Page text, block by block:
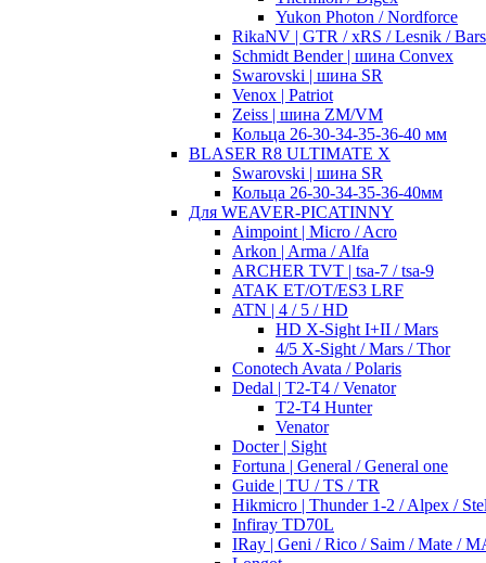
Yukon Photon / Nordforce
RikaNV | GTR / xRS / Lesnik /
Schmidt Bender | шина Convex
Swarovski | шина SR
Venox | Patriot
Zeiss | шина ZM/VM
Кольца 26-30-34-35-36-40 мм
BLASER R8 ULTIMATE X
Swarovski | шина SR
Кольца 26-30-34-35-36-40мм
Для WEAVER-PICATINNY
Aimpoint | Micro / Acro
Arkon | Arma / Alfa
ARCHER TVT | tsa-7 / tsa-9
ATAK ET/OT/ES3 LRF
ATN | 4 / 5 / HD
HD X-Sight I+II / Mars
4/5 X-Sight / Mars / Thor
Conotech Avata / Polaris
Dedal | T2-T4 / Venator
T2-T4 Hunter
Venator
Docter | Sight
Fortuna | General / General one
Guide | TU / TS / TR
Hikmicro | Thunder 1-2 / Alpex /
Infiray TD70L
IRay | Geni / Rico / Saim / Mate /